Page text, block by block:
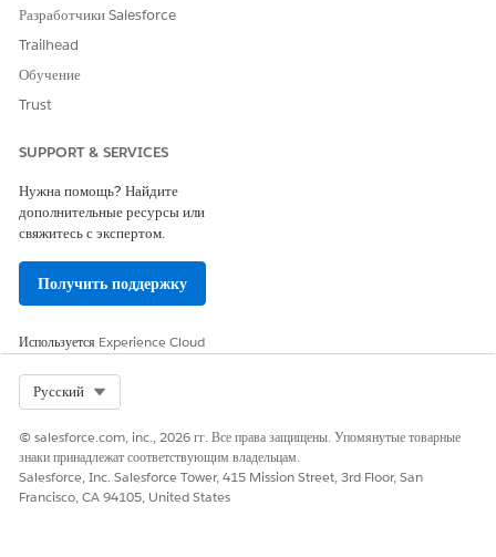
Разработчики Salesforce
Trailhead
Обучение
Trust
SUPPORT & SERVICES
Нужна помощь? Найдите
дополнительные ресурсы или
свяжитесь с экспертом.
Получить поддержку
Используется Experience Cloud
Русский
© salesforce.com, inc., 2026 гг. Все права защищены. Упомянутые товарные
знаки принадлежат соответствующим владельцам.
Salesforce, Inc. Salesforce Tower, 415 Mission Street, 3rd Floor, San
Francisco, CA 94105, United States